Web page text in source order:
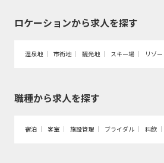
ロケーションから求人を探す
温泉地 市街地 観光地 スキー場 リゾ
職種から求人を探す
宿泊 客室 施設管理 ブライダル 料飲